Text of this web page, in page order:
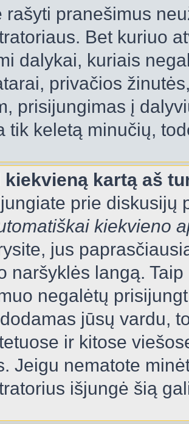
rašyti pranešimus
Bet kuriuo
dalykai, kuriais
privačios
prisijungimas į
tik keletą minučių,
kiekvieną kartą aš
prie diskusijų
kiekvieno
jus
naršyklės langą.
negalėtų
jūsų vardu,
ir kitose
Jeigu nematote
išjungė šią